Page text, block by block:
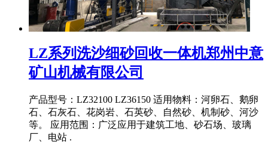
LZ系列洗沙细砂回收一体机郑州中意
矿山机械有限公司
产品型号：LZ32100 LZ36150 适用物料：河卵石、鹅卵
石、石灰石、花岗岩、石英砂、自然砂、机制砂、河沙
等。 应用范围：广泛应用于建筑工地、砂石场、玻璃
厂、电站 .